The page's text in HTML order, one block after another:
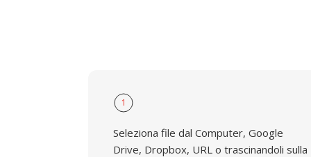
1
Seleziona file dal Computer, Google
Drive, Dropbox, URL o trascinandoli sulla